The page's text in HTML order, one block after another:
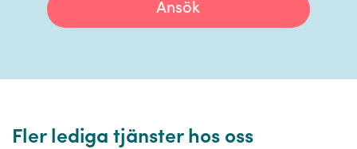
Ansök
Fler lediga tjänster hos oss